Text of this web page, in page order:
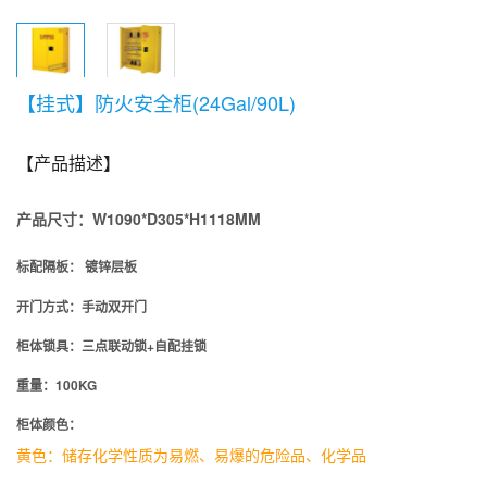
【挂式】防火安全柜(24Gal/90L)
【产品描述】
产品尺寸： W1090*D305*H1118MM
标配隔板： 镀锌层板
开门方式： 手动双开门
柜体锁具： 三点联动锁+自配挂锁
重量：100KG
柜体颜色：
黄色：储存化学性质为易燃、易爆的危险品、化学品